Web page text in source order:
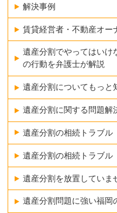
解決事例
賃貸経営者・不動産オー
遺産分割でやってはいけ
の行動を弁護士が解説
遺産分割についてもっと
遺産分割に関する問題解
遺産分割の相続トラブル
遺産分割の相続トラブル
遺産分割を放置していま
遺産分割問題に強い福岡